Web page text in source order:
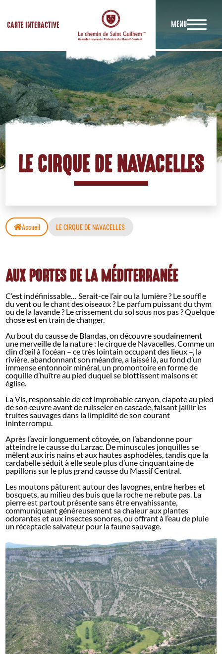
CARTE INTERACTIVE MENU
LE CIRQUE DE NAVACELLES
Accueil LE CIRQUE DE NAVACELLES
AUX PORTES DE LA MÉDITERRANÉE
C’est indéfinissable… Serait-ce l’air ou la lumière ? Le souffle
du vent ou le chant des oiseaux ? Le parfum puissant du thym
ou de la lavande ? Le crissement du sol sous nos pas ? Quelque
chose est en train de changer.
Au bout du causse de Blandas, on découvre soudainement
une merveille de la nature : le cirque de Navacelles. Comme un
clin d’œil à l’océan – ce très lointain occupant des lieux –, la
rivière, abandonnant son méandre, a laissé là, au fond d’un
immense entonnoir minéral, un promontoire en forme de
coquille d’huître au pied duquel se blottissent maisons et
église.
La Vis, responsable de cet improbable canyon, clapote au pied
de son œuvre avant de ruisseler en cascade, faisant jaillir les
truites sauvages dans la limpidité de son courant
ininterrompu.
Après l’avoir longuement côtoyée, on l’abandonne pour
atteindre le causse du Larzac. De minuscules jonquilles se
mêlent aux iris nains et aux hautes asphodèles, tandis que la
cardabelle séduit à elle seule plus d’une cinquantaine de
papillons sur le plus grand causse du Massif Central.
Les moutons pâturent autour des lavognes, entre herbes et
bosquets, au milieu des buis que la roche ne rebute pas. La
pierre est partout présente sans être envahissante,
communiquant généreusement sa chaleur aux plantes
odorantes et aux insectes sonores, ou offrant à l’eau de pluie
un réceptacle salvateur pour la faune sauvage.